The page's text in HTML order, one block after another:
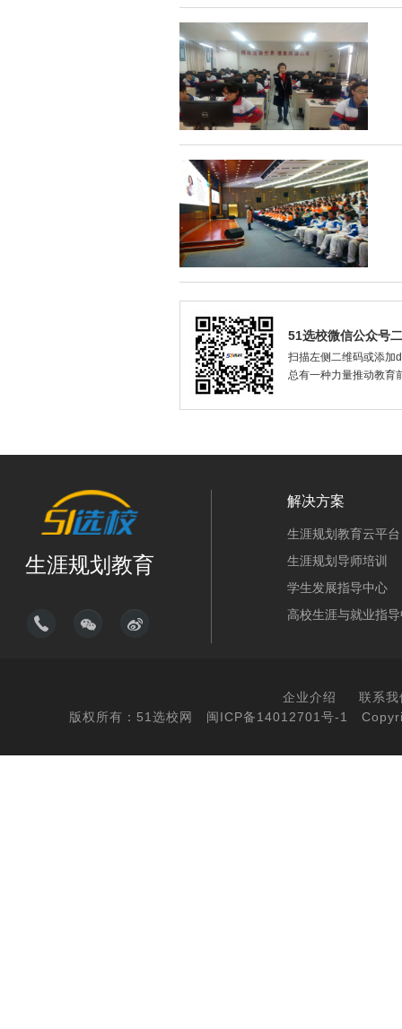
51选校微信公众号
扫描左侧二维码或添加
总有一种力量推动教育
生涯规划教育
解决方案
生涯规划教育云平台
生涯规划导师培训
学生发展指导中心
高校生涯与就业指
企业介绍
联系我
版权所有：51选校网
闽ICP备14012701号-1